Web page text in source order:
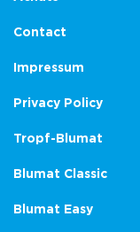
Contact
Impressum
Privacy Policy
Tropf-Blumat
Blumat Classic
Blumat Easy